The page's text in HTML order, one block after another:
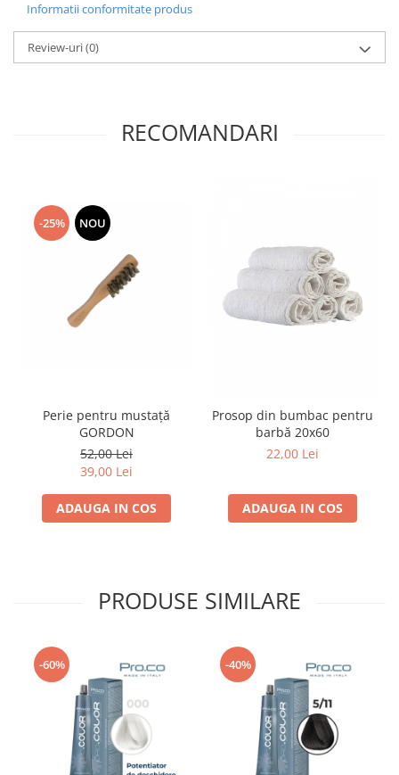
Informatii conformitate produs
Review-uri(0)
RECOMANDARI
-25% NOU
Perie pentru mustață
GORDON
52,00 Lei
39,00 Lei
ADAUGA IN COS
Prosop din bumbac pentru
barbă 20x60
22,00 Lei
ADAUGA IN COS
PRODUSE SIMILARE
-60% -40%